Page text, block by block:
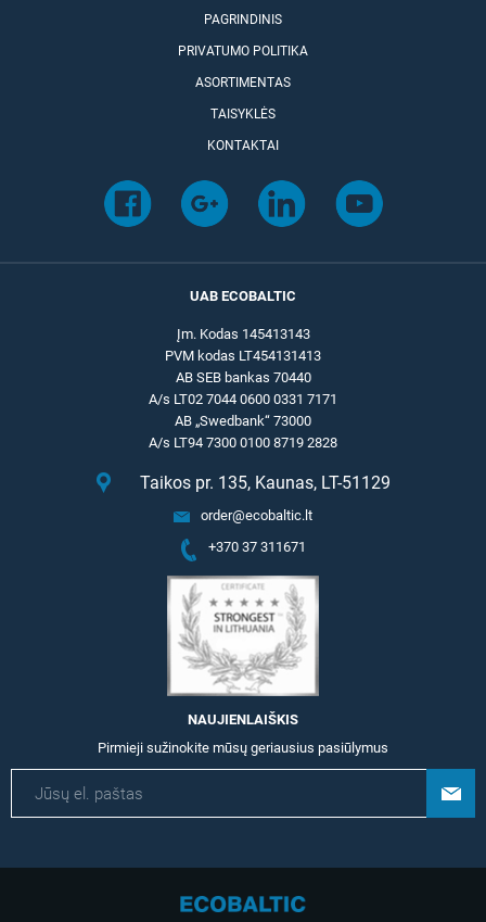
PAGRINDINIS
PRIVATUMO POLITIKA
ASORTIMENTAS
TAISYKLĖS
KONTAKTAI
UAB ECOBALTIC
Įm. Kodas 145413143
PVM kodas LT454131413
AB SEB bankas 70440
A/s LT02 7044 0600 0331 7171
AB „Swedbank“ 73000
A/s LT94 7300 0100 8719 2828
Taikos pr. 135, Kaunas, LT-51129
order@ecobaltic.lt
+370 37 311671
NAUJIENLAIŠKIS
Pirmieji sužinokite mūsų geriausius pasiūlymus